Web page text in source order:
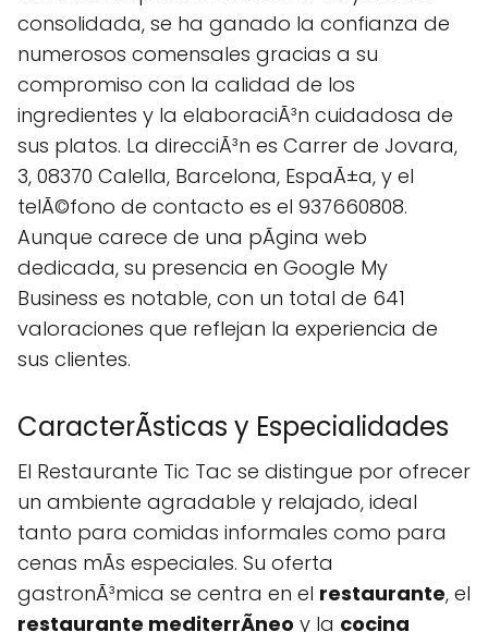
consolidada, se ha ganado la confianza de
numerosos comensales gracias a su
compromiso con la calidad de los
ingredientes y la elaboraciÃ³n cuidadosa de
sus platos. La direcciÃ³n es Carrer de Jovara,
3, 08370 Calella, Barcelona, EspaÃ±a, y el
telÃ©fono de contacto es el 937660808.
Aunque carece de una pÃgina web
dedicada, su presencia en Google My
Business es notable, con un total de 641
valoraciones que reflejan la experiencia de
sus clientes.
CaracterÃ­sticas y Especialidades
El Restaurante Tic Tac se distingue por ofrecer
un ambiente agradable y relajado, ideal
tanto para comidas informales como para
cenas mÃs especiales. Su oferta
gastronÃ³mica se centra en el restaurante, el
restaurante mediterrÃneo y la cocina